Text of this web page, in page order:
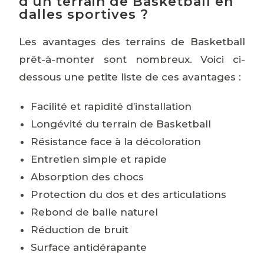
dalles sportives ?
Les avantages des terrains de Basketball
prêt-à-monter sont nombreux. Voici ci-
dessous une petite liste de ces avantages :
Facilité et rapidité d’installation
Longévité du terrain de Basketball
Résistance face à la décoloration
Entretien simple et rapide
Absorption des chocs
Protection du dos et des articulations
Rebond de balle naturel
Réduction de bruit
Surface antidérapante